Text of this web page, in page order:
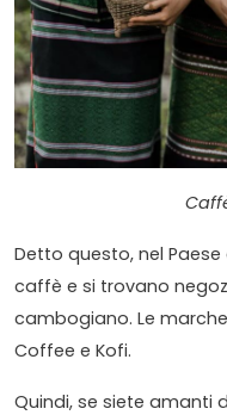
Detto questo, nel
caffè e si trovano
cambogiano. Le
Coffee e Kofi.
Quindi, se siete amanti